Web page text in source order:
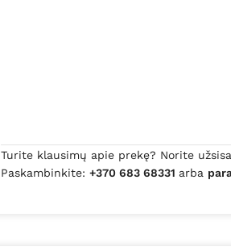
Turite klausimų apie prekę? Norite
Paskambinkite:+370 683 68331 arba